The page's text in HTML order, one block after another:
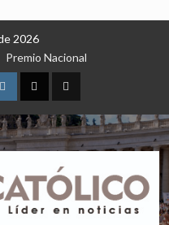
2026
Premio Nacional
Instagram
X TikTok